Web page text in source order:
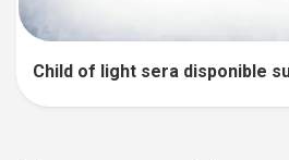
Child of light sera disponible